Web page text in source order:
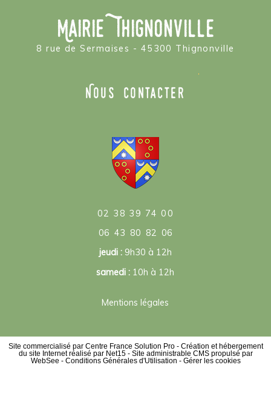
Mairie Thignonville
8 rue de Sermaises - 45300 Thignonville
Nous contacter
02 38 39 74 00
06 43 80 82 06
jeudi : 9h30 à 12h
samedi : 10h à 12h
Mentions légales
Site commercialisé par Centre France Solution Pro- Création et hébergement
du site Internet réalisé par Net15- Site administrable CMS propulsé par
WebSee - Conditions Générales d'Utilisation - Gérer les cookies